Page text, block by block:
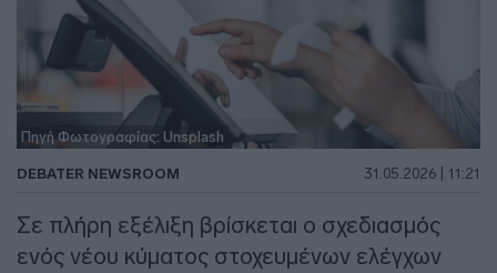
Πηγή Φωτογραφίας: Unsplash
DEBATER NEWSROOM 31.05.2026 | 11:21
Σε πλήρη εξέλιξη βρίσκεται ο σχεδιασμός
ενός νέου κύματος στοχευμένων ελέγχων